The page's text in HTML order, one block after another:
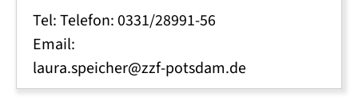
Tel: Telefon: 0331/28991-56
Email:
laura.speicher@zzf-potsdam.de